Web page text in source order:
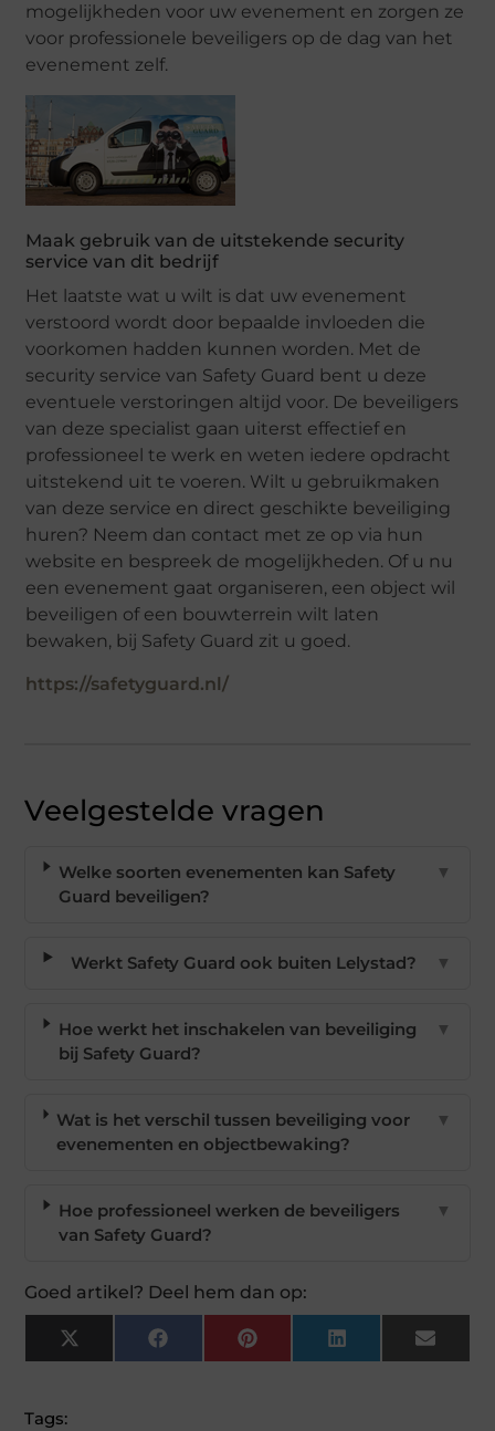
mogelijkheden voor uw evenement en zorgen ze
voor professionele beveiligers op de dag van het
evenement zelf.
Maak gebruik van de uitstekende security
service van dit bedrijf
Het laatste wat u wilt is dat uw evenement
verstoord wordt door bepaalde invloeden die
voorkomen hadden kunnen worden. Met de
security service van Safety Guard bent u deze
eventuele verstoringen altijd voor. De beveiligers
van deze specialist gaan uiterst effectief en
professioneel te werk en weten iedere opdracht
uitstekend uit te voeren. Wilt u gebruikmaken
van deze service en direct geschikte beveiliging
huren? Neem dan contact met ze op via hun
website en bespreek de mogelijkheden. Of u nu
een evenement gaat organiseren, een object wil
beveiligen of een bouwterrein wilt laten
bewaken, bij Safety Guard zit u goed.
https://safetyguard.nl/
Veelgestelde vragen
Welke soorten evenementen kan Safety
Guard beveiligen?
▼
Werkt Safety Guard ook buiten Lelystad? ▼
Hoe werkt het inschakelen van beveiliging
bij Safety Guard?
▼
Wat is het verschil tussen beveiliging voor
evenementen en objectbewaking?
▼
Hoe professioneel werken de beveiligers
van Safety Guard?
▼
Goed artikel? Deel hem dan op:
X
(Twitter)
FacebookPinterest LinkedIn Email
Tags: